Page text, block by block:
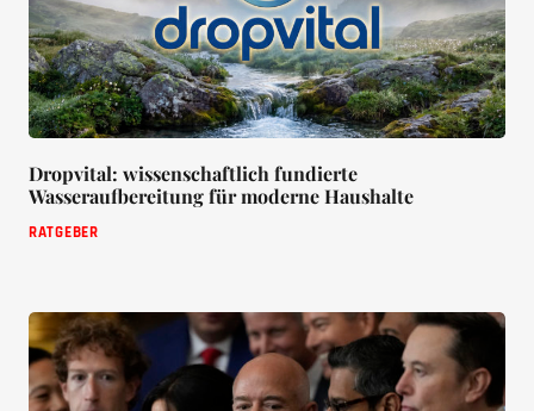
Dropvital: wissenschaftlich fundierte
Wasseraufbereitung für moderne Haushalte
RATGEBER